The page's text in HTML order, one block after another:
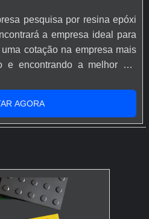
pesquisa por resina epóxi
a empresa ideal para
cotação na empresa mais
e encontrando a melhor em
com os profissionais
Epóxi o cliente conseguirá
com o resultado dos
AGORA